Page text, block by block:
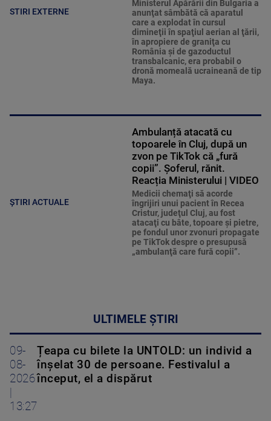
STIRI EXTERNE
Ministerul Apărării din Bulgaria a
anunţat sâmbătă că aparatul
care a explodat în cursul
dimineţii în spaţiul aerian al ţării,
în apropiere de graniţa cu
România şi de gazoductul
transbalcanic, era probabil o
dronă momeală ucraineană de tip
Maya.
ȘTIRI ACTUALE
Ambulanță atacată cu
topoarele în Cluj, după un
zvon pe TikTok că „fură
copii”. Șoferul, rănit.
Reacția Ministerului | VIDEO
Medicii chemaţi să acorde
îngrijiri unui pacient în Recea
Cristur, judeţul Cluj, au fost
atacaţi cu bâte, topoare şi pietre,
pe fondul unor zvonuri propagate
pe TikTok despre o presupusă
„ambulanţă care fură copii”.
ULTIMELE ȘTIRI
09-
08-
2026
13:27
Țeapa cu bilete la UNTOLD: un individ a
înșelat 30 de persoane. Festivalul a
început, el a dispărut